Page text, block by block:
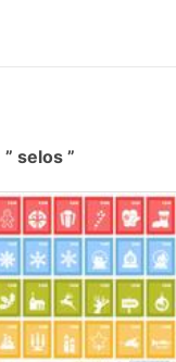
selos